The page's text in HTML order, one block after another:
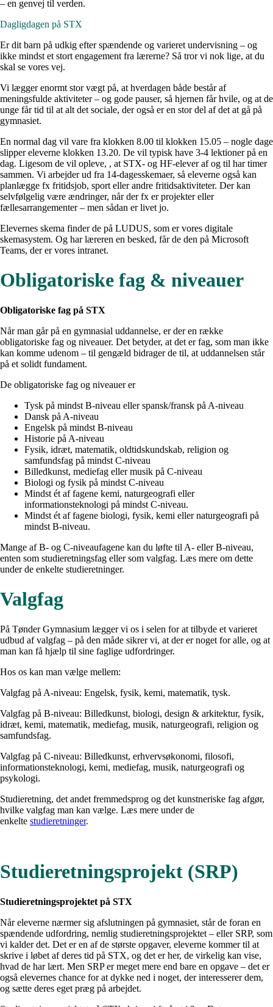
– en genvej til verden.
Dagligdagen på STX
Er dit barn på udkig efter spændende og varieret undervisning – og
ikke mindst et stort engagement fra lærerne? Så tror vi nok lige, at du
skal se vores vej.
Vi lægger enormt stor vægt på, at hverdagen både består af
meningsfulde aktiviteter – og gode pauser, så hjernen får hvile, og at de
unge får tid til at alt det sociale, der også er en stor del af det at gå på
gymnasiet.
En normal dag vil vare fra klokken 8.00 til klokken 15.05 – nogle dage
slipper eleverne klokken 13.20. De vil typisk have 3-4 lektioner på en
dag. Ligesom de vil opleve, , at STX- og HF-elever af og til har timer
sammen. Vi arbejder ud fra 14-dagesskemaer, så eleverne også kan
planlægge fx fritidsjob, sport eller andre fritidsaktiviteter. Der kan
selvfølgelig være ændringer, når der fx er projekter eller
fællesarrangementer – men sådan er livet jo.
Elevernes skema finder de på LUDUS, som er vores digitale
skemasystem. Og har læreren en besked, får de den på Microsoft
Teams, der er vores intranet.
Obligatoriske fag & niveauer
Obligatoriske fag på STX
Når man går på en gymnasial uddannelse, er der en række
obligatoriske fag og niveauer. Det betyder, at det er fag, som man ikke
kan komme udenom – til gengæld bidrager de til, at uddannelsen står
på et solidt fundament.
De obligatoriske fag og niveauer er
Tysk på mindst B-niveau eller spansk/fransk på A-niveau
Dansk på A-niveau
Engelsk på mindst B-niveau
Historie på A-niveau
Fysik, idræt, matematik, oldtidskundskab, religion og
samfundsfag på mindst C-niveau
Billedkunst, mediefag eller musik på C-niveau
Biologi og fysik på mindst C-niveau
Mindst ét af fagene kemi, naturgeografi eller
informationsteknologi på mindst C-niveau.
Mindst ét af fagene biologi, fysik, kemi eller naturgeografi på
mindst B-niveau.
Mange af B- og C-niveaufagene kan du løfte til A- eller B-niveau,
enten som studieretningsfag eller som valgfag. Læs mere om dette
under de enkelte studieretninger.
Valgfag
På Tønder Gymnasium lægger vi os i selen for at tilbyde et varieret
udbud af valgfag – på den måde sikrer vi, at der er noget for alle, og at
man kan få hjælp til sine faglige udfordringer.
Hos os kan man vælge mellem:
Valgfag på A-niveau: Engelsk, fysik, kemi, matematik, tysk.
Valgfag på B-niveau: Billedkunst, biologi, design & arkitektur, fysik,
idræt, kemi, matematik, mediefag, musik, naturgeografi, religion og
samfundsfag.
Valgfag på C-niveau: Billedkunst, erhvervsøkonomi, filosofi,
informationsteknologi, kemi, mediefag, musik, naturgeografi og
psykologi.
Studieretning, det andet fremmedsprog og det kunstneriske fag afgør,
hvilke valgfag man kan vælge. Læs mere under de
enkelte studieretninger.
Studieretningsprojekt (SRP)
Studieretningsprojektet på STX
Når eleverne nærmer sig afslutningen på gymnasiet, står de foran en
spændende udfordring, nemlig studieretningsprojektet – eller SRP, som
vi kalder det. Det er en af de største opgaver, eleverne kommer til at
skrive i løbet af deres tid på STX, og det er her, de virkelig kan vise,
hvad de har lært. Men SRP er meget mere end bare en opgave – det er
også elevernes chance for at dykke ned i noget, der interesserer dem,
og sætte deres eget præg på arbejdet.